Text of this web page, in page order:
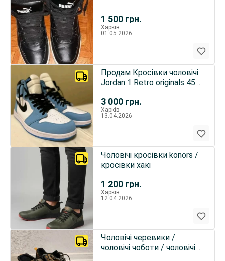
1 500 грн.
Харків
01.05.2026
3 000 грн.
Продам Кросівки чоловічі
Jordan 1 Retro originals 45
Харків
13.04.2026
1 200 грн.
Чоловічі кросівки konors /
кросівки хакі
Харків
12.04.2026
Чоловічі черевики /
чоловічі чоботи / чоловічі